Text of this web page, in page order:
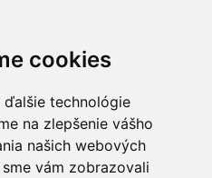
cookies
technológie
na zlepšenie vášho
našich webových
vám zobrazovali